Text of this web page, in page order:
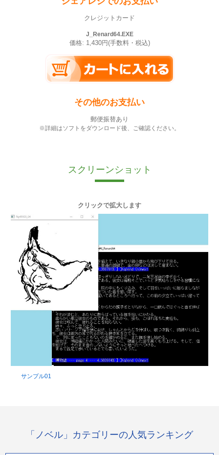
クレジットカード
J_Renard64.EXE
価格: 1,430円(手数料・税込)
その他のお支払い
郵便振替あり
※詳細はソフトをダウンロード後、ご確認ください。
スクリーンショット
クリックで拡大します
サンプル01
「ノベル」カテゴリーの人気ランキング